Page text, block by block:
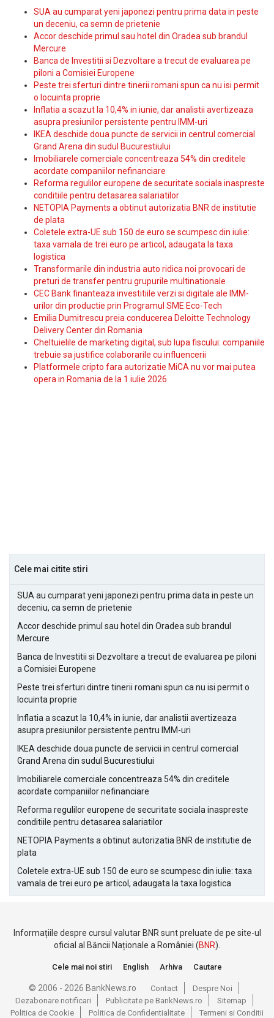
SUA au cumparat yeni japonezi pentru prima data in peste
un deceniu, ca semn de prietenie
Accor deschide primul sau hotel din Oradea sub brandul
Mercure
Banca de Investitii si Dezvoltare a trecut de evaluarea pe
piloni a Comisiei Europene
Peste trei sferturi dintre tinerii romani spun ca nu isi permit
o locuinta proprie
Inflatia a scazut la 10,4% in iunie, dar analistii avertizeaza
asupra presiunilor persistente pentru IMM-uri
IKEA deschide doua puncte de servicii in centrul comercial
Grand Arena din sudul Bucurestiului
Imobiliarele comerciale concentreaza 54% din creditele
acordate companiilor nefinanciare
Reforma regulilor europene de securitate sociala inaspreste
conditiile pentru detasarea salariatilor
NETOPIA Payments a obtinut autorizatia BNR de institutie
de plata
Coletele extra-UE sub 150 de euro se scumpesc din iulie:
taxa vamala de trei euro pe articol, adaugata la taxa
logistica
Transformarile din industria auto ridica noi provocari de
preturi de transfer pentru grupurile multinationale
CEC Bank finanteaza investitiile verzi si digitale ale IMM-
urilor din productie prin Programul SME Eco-Tech
Emilia Dumitrescu preia conducerea Deloitte Technology
Delivery Center din Romania
Cheltuielile de marketing digital, sub lupa fiscului: companiile
trebuie sa justifice colaborarile cu influencerii
Platformele cripto fara autorizatie MiCA nu vor mai putea
opera in Romania de la 1 iulie 2026
Cele mai citite stiri
SUA au cumparat yeni japonezi pentru prima data in peste un
deceniu, ca semn de prietenie
Accor deschide primul sau hotel din Oradea sub brandul
Mercure
Banca de Investitii si Dezvoltare a trecut de evaluarea pe piloni
a Comisiei Europene
Peste trei sferturi dintre tinerii romani spun ca nu isi permit o
locuinta proprie
Inflatia a scazut la 10,4% in iunie, dar analistii avertizeaza
asupra presiunilor persistente pentru IMM-uri
IKEA deschide doua puncte de servicii in centrul comercial
Grand Arena din sudul Bucurestiului
Imobiliarele comerciale concentreaza 54% din creditele
acordate companiilor nefinanciare
Reforma regulilor europene de securitate sociala inaspreste
conditiile pentru detasarea salariatilor
NETOPIA Payments a obtinut autorizatia BNR de institutie de
plata
Coletele extra-UE sub 150 de euro se scumpesc din iulie: taxa
vamala de trei euro pe articol, adaugata la taxa logistica
Informațiile despre cursul valutar BNR sunt preluate de pe site-ul
oficial al Băncii Naționale a României (BNR).
Cele mai noi stiri English Arhiva Cautare
© 2006 - 2026 BankNews.ro Contact
Despre Noi
Dezabonare notificari
Publicitate pe BankNews.ro
Sitemap
Politica de Cookie
Politica de Confidentialitate Termeni si Conditii